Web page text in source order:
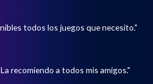
todos los juegos que necesito."
recomiendo a todos mis amigos."